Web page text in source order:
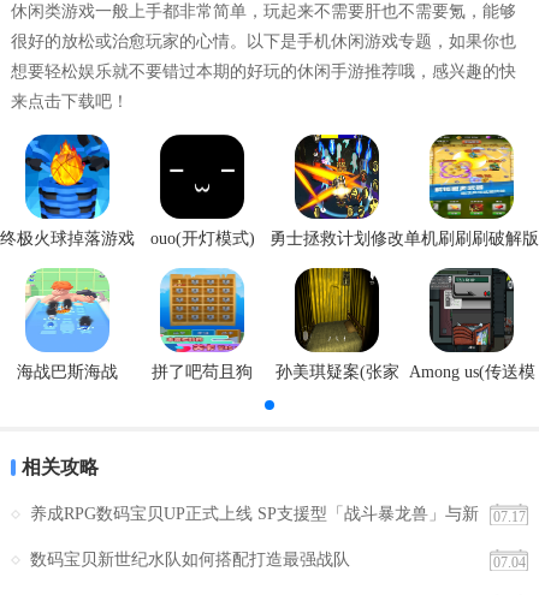
休闲类游戏一般上手都非常简单，玩起来不需要肝也不需要氪，能够
很好的放松或治愈玩家的心情。以下是手机休闲游戏专题，如果你也
想要轻松娱乐就不要错过本期的好玩的休闲手游推荐哦，感兴趣的快
来点击下载吧！
终极火球掉落游戏
ouo(开灯模式)
勇士拯救计划修改单机刷刷刷破解版
海战巴斯海战 拼了吧苟且狗
孙美琪疑案(张家 Among us(传送模
相关攻略
07.17
养成RPG数码宝贝UP正式上线 SP支援型「战斗暴龙兽」与新
07.04
数码宝贝新世纪水队如何搭配打造最强战队